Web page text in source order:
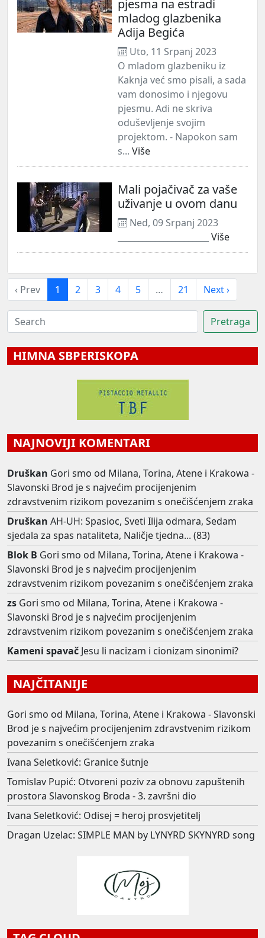
pjesma na estradi
mladog glazbenika
Adija Begića
Uto, 11 Srpanj 2023
O mladom glazbeniku iz
Kaknja već smo pisali, a sada
vam donosimo i njegovu
pjesmu. Adi ne skriva
oduševljenje svojim
projektom. - Napokon sam
s... Više
Mali pojačivač za vaše
uživanje u ovom danu
Ned, 09 Srpanj 2023
Više
‹ Prev 1 2 3 4 5 … 21 Next ›
HIMNA SBPERISKOPA
NAJNOVIJI KOMENTARI
Druškan Gori smo od Milana, Torina, Atene i Krakowa -
Slavonski Brod je s najvećim procijenjenim
zdravstvenim rizikom povezanim s onečišćenjem zraka
Druškan AH-UH: Spasioc, Sveti Ilija odmara, Sedam
sjedala za spas nataliteta, Naličje tjedna... (83)
Blok B Gori smo od Milana, Torina, Atene i Krakowa -
Slavonski Brod je s najvećim procijenjenim
zdravstvenim rizikom povezanim s onečišćenjem zraka
zs Gori smo od Milana, Torina, Atene i Krakowa -
Slavonski Brod je s najvećim procijenjenim
zdravstvenim rizikom povezanim s onečišćenjem zraka
Kameni spavač Jesu li nacizam i cionizam sinonimi?
NAJČITANIJE
Gori smo od Milana, Torina, Atene i Krakowa - Slavonski
Brod je s najvećim procijenjenim zdravstvenim rizikom
povezanim s onečišćenjem zraka
Ivana Seletković: Granice šutnje
Tomislav Pupić: Otvoreni poziv za obnovu zapuštenih
prostora Slavonskog Broda - 3. završni dio
Ivana Seletković: Odisej = heroj prosvjetitelj
Dragan Uzelac: SIMPLE MAN by LYNYRD SKYNYRD song